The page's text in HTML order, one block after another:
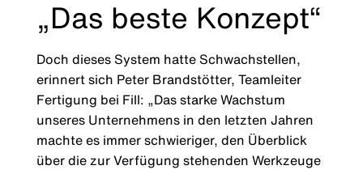
„Das beste Konzept“
Doch dieses System hatte Schwachstellen,
erinnert sich Peter Brandstötter, Teamleiter
Fertigung bei Fill: „Das starke Wachstum
unseres Unternehmens in den letzten Jahren
machte es immer schwieriger, den Überblick
über die zur Verfügung stehenden Werkzeuge